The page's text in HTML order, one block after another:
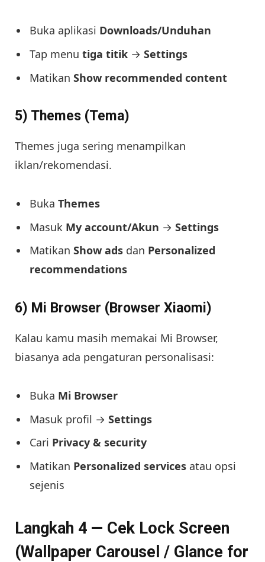
Buka aplikasi Downloads/Unduhan
Tap menu tiga titik → Settings
Matikan Show recommended content
5) Themes (Tema)
Themes juga sering menampilkan
iklan/rekomendasi.
Buka Themes
Masuk My account/Akun → Settings
Matikan Show ads dan Personalized
recommendations
6) Mi Browser (Browser Xiaomi)
Kalau kamu masih memakai Mi Browser,
biasanya ada pengaturan personalisasi:
Buka Mi Browser
Masuk profil → Settings
Cari Privacy & security
Matikan Personalized services atau opsi
sejenis
Langkah 4 — Cek Lock Screen
(Wallpaper Carousel / Glance for